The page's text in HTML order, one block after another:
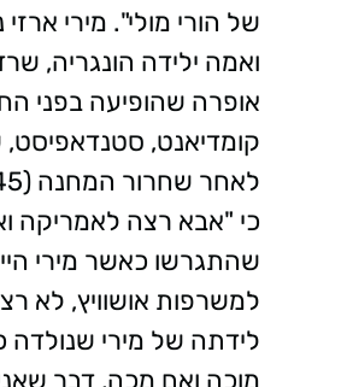
של הורי מולי". מירי
ואמה ילידה הונגריה,
אופרה שהופיעה בפני
קומדיאנט, סטנדאפיסט,
כי "אבא רצה לאמריקה
לידתה של מירי שנולדה
מוכה ואם מכה, דבר